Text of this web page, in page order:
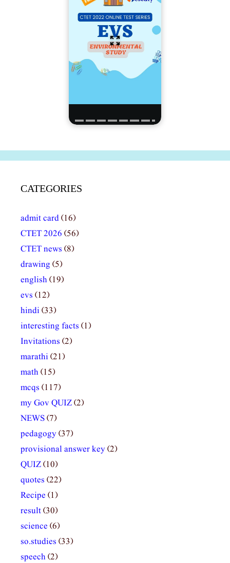
CATEGORIES
admit card(16)
CTET 2026 (56)
CTET news (8)
drawing (5)
english(19)
evs (12)
hindi(33)
interesting facts (1)
Invitations (2)
marathi(21)
math(15)
mcqs (117)
my Gov QUIZ(2)
NEWS(7)
pedagogy(37)
provisional answer key(2)
QUIZ(10)
quotes (22)
Recipe (1)
result(30)
science (6)
so.studies (33)
speech(2)